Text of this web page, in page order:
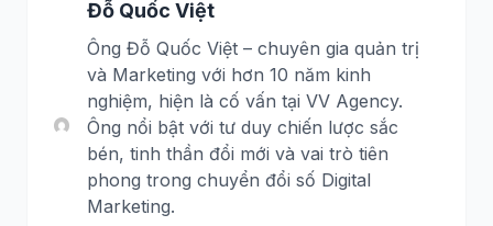
Đỗ Quốc Việt
Ông Đỗ Quốc Việt – chuyên gia quản trị
và Marketing với hơn 10 năm kinh
nghiệm, hiện là cố vấn tại VV Agency.
Ông nổi bật với tư duy chiến lược sắc
bén, tinh thần đổi mới và vai trò tiên
phong trong chuyển đổi số Digital
Marketing.